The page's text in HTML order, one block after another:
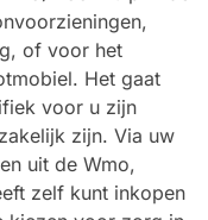
of voor het
Het gaat
voor u zijn
zijn. Via uw
uit de Wmo,
zelf kunt inkopen